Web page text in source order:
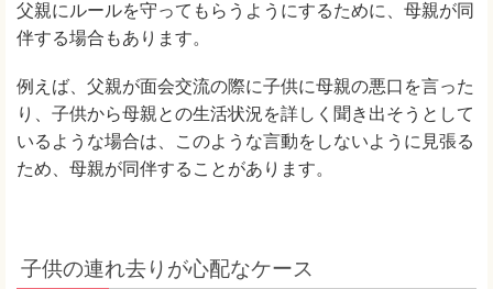
父親にルールを守ってもらうようにするために、母親が同
伴する場合もあります。
例えば、父親が面会交流の際に子供に母親の悪口を言った
り、子供から母親との生活状況を詳しく聞き出そうとして
いるような場合は、このような言動をしないように見張る
ため、母親が同伴することがあります。
子供の連れ去りが心配なケース